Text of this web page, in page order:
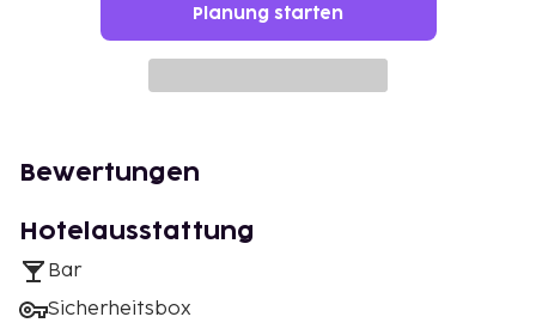
Planung starten
Bewertungen
Hotelausstattung
Bar
Sicherheitsbox